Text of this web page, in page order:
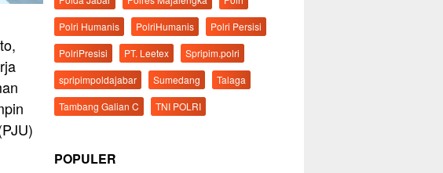
Polri Humanis
PolriHumanis
Polri Persisi
PolriPresisi
PT. Leetex
Spripim.polri
spripimpoldajabar
Sumedang
Talaga
Tambang Galian C
TNI POLRI
POPULER